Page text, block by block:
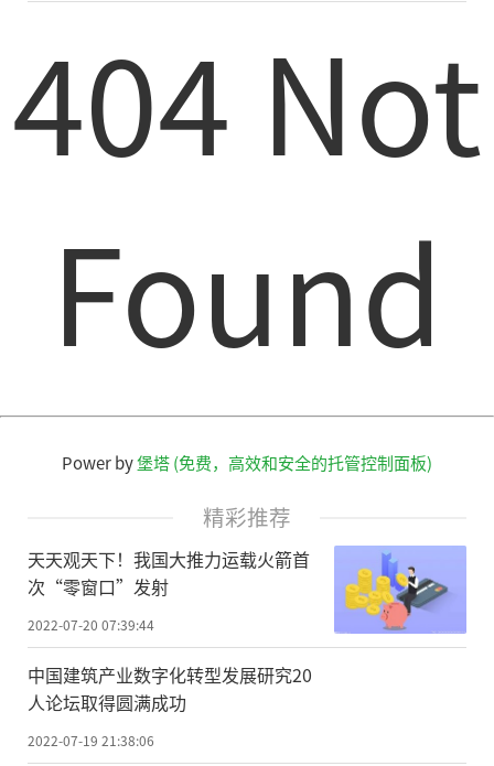
404 Not
Found
Power by堡塔 (免费，高效和安全的托管控制面板)
精彩推荐
天天观天下！我国大推力运载火箭首
次“零窗口”发射
2022-07-20 07:39:44
中国建筑产业数字化转型发展研究20
人论坛取得圆满成功
2022-07-19 21:38:06